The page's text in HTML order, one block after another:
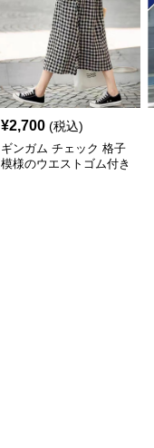
¥2,700 (税込)
ギンガム チェック 格子
模様のウエストゴム付き